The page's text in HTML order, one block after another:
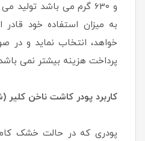
و 630 گرم می باشد تولید
به میزان استفاده خود
خواهد، انتخاب نماید و در
پرداخت هزینه بیشتر نمی
کاربرد پودر کاشت ناخن کلیر
پودری که در حالت خشک